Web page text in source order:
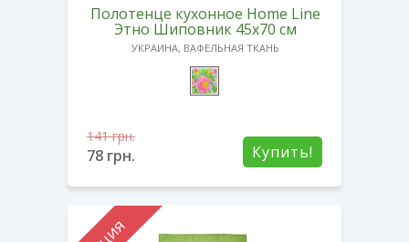
Полотенце кухонное Home Line
Этно Шиповник 45х70 см
УКРАИНА, ВАФЕЛЬНАЯ ТКАНЬ
Купить!
141грн.
78 грн.